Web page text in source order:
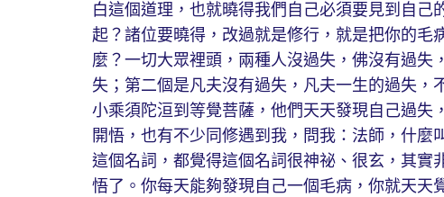
白這個道理，也就曉得我們自己必須要見到自
起？諸位要曉得，改過就是修行，就是把你的
麼？一切大眾裡頭，兩種人沒過失，佛沒有過
失；第二個是凡夫沒有過失，凡夫一生的過失
小乘須陀洹到等覺菩薩，他們天天發現自己過
開悟，也有不少同修遇到我，問我：法師，什
這個名詞，都覺得這個名詞很神祕、很玄，其
悟了。你每天能夠發現自己一個毛病，你就天天